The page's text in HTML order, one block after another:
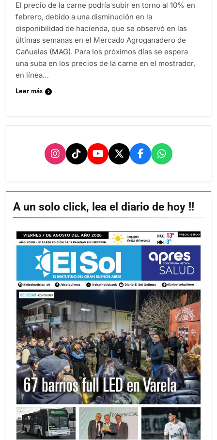
El precio de la carne podría subir en torno al 10% en
febrero, debido a una disminución en la
disponibilidad de hacienda, que se observó en las
últimas semanas en el Mercado Agroganadero de
Cañuelas (MAG). Para los próximos días se espera
una suba en los precios de la carne en el mostrador,
en línea…
Leer más
A un solo click, lea el diario de hoy !!